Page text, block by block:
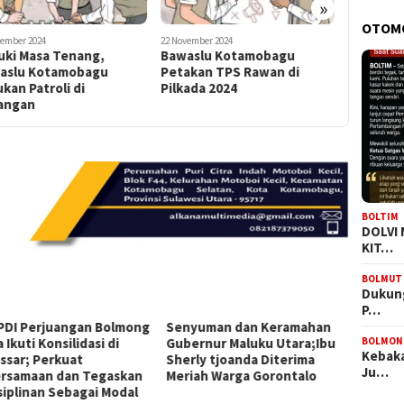
»
2024
Masa Tenang,
Kotamobagu
Patroli di
22 November 2024
Bawaslu Kotamobagu
Petakan TPS Rawan di
Pilkada 2024
Pilkada
Perjuangan Bolmong
Ikuti Konsilidasi di
Perkuat
dan Tegaskan
Sebagai Modal
Senyuman dan Keramahan
Gubernur Maluku Utara;Ibu
Sherly tjoanda Diterima
Meriah Warga Gorontalo
BOLTIM
DOLVI
KIT…
BOLMUT
P…
Ju…